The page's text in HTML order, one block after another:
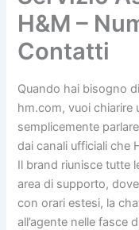
H&M –
Contatti
Quando hai bisogno
hm.com, vuoi chiarire
semplicemente
dai canali ufficiali che
Il brand riunisce tutte
area di supporto,
con orari estesi, la
all’agente nelle fasce